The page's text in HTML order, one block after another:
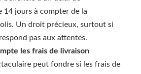
14 jours à compter de la
Un droit précieux, surtout si
pas aux attentes.
les frais de livraison
peut fondre si les frais de